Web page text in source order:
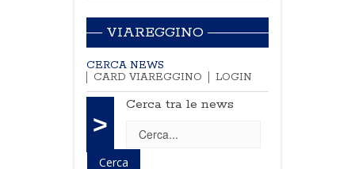
VIAREGGINO
CERCA NEWS
CARD VIAREGGINO
LOGIN
>
Cerca tra le news